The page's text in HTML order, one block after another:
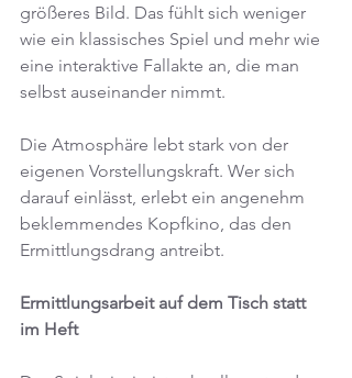
größeres Bild. Das fühlt sich weniger
wie ein klassisches Spiel und mehr wie
eine interaktive Fallakte an, die man
selbst auseinander nimmt.
Die Atmosphäre lebt stark von der
eigenen Vorstellungskraft. Wer sich
darauf einlässt, erlebt ein angenehm
beklemmendes Kopfkino, das den
Ermittlungsdrang antreibt.
Ermittlungsarbeit auf dem Tisch statt
im Heft